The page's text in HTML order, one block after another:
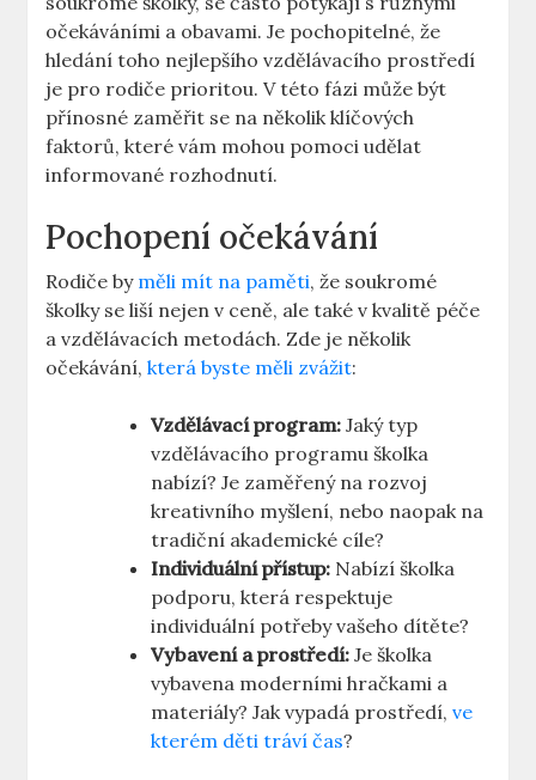
očekáváními a obavami. Je pochopitelné, že
hledání toho nejlepšího vzdělávacího prostředí
je pro rodiče prioritou. V této fázi může být
přínosné zaměřit se na několik klíčových
faktorů, které vám mohou pomoci udělat
informované rozhodnutí.
Pochopení očekávání
Rodiče by měli mít na paměti, že soukromé
školky se liší nejen v ceně, ale také v kvalitě péče
a vzdělávacích metodách. Zde je několik
očekávání,která byste měli zvážit:
Vzdělávací program: Jaký typ
vzdělávacího programu školka
nabízí? Je zaměřený na rozvoj
kreativního myšlení, nebo naopak na
tradiční akademické cíle?
Individuální přístup: Nabízí školka
podporu, která respektuje
individuální potřeby vašeho dítěte?
Vybavení a prostředí: Je školka
vybavena moderními hračkami a
materiály? Jak vypadá prostředí,ve
kterém děti tráví čas?